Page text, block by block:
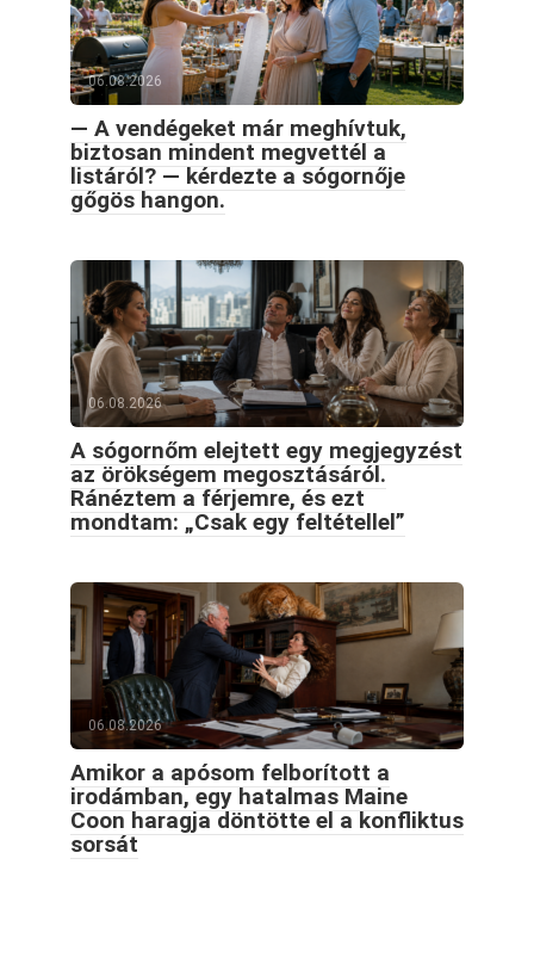
06.08.2026
— A vendégeket már meghívtuk,
biztosan mindent megvettél a
listáról? — kérdezte a sógornője
gőgös hangon.
06.08.2026
A sógornőm elejtett egy megjegyzést
az örökségem megosztásáról.
Ránéztem a férjemre, és ezt
mondtam: „Csak egy feltétellel”
06.08.2026
Amikor a apósom felborított a
irodámban, egy hatalmas Maine
Coon haragja döntötte el a konfliktus
sorsát